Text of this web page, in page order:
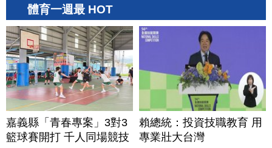
體育一週最 HOT
嘉義縣「青春專案」3對3
籃球賽開打 千人同場競技
賴總統：投資技職教育 用
專業壯大台灣